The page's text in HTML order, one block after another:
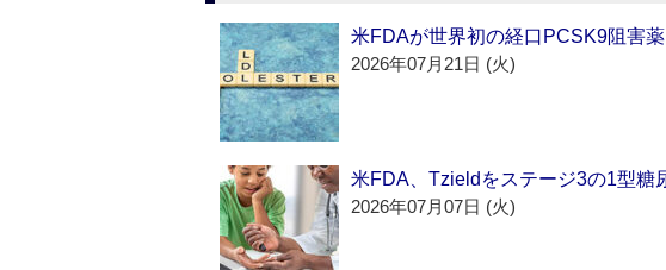
米FDAが世界初の経口PCSK9阻害
2026年07月21日 (火)
米FDA、Tzieldをステージ3の1型糖
2026年07月07日 (火)